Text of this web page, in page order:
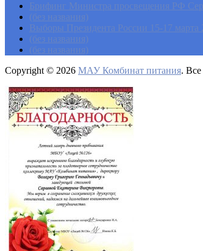
Брифинг Министра просвещения РФ
(без названия)
Выборы Президента России 15-17 марта
(без названия)
(без названия)
Copyright © 2026 МАУ Комбинат питания.